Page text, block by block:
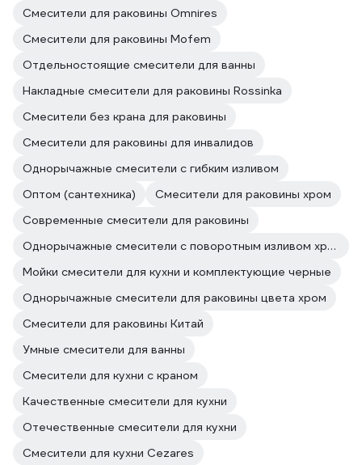
Смесители для раковины Omnires
Смесители для раковины Mofem
Отдельностоящие смесители для ванны
Накладные смесители для раковины Rossinka
Смесители без крана для раковины
Смесители для раковины для инвалидов
Однорычажные смесители с гибким изливом
Оптом (сантехника)
Смесители для раковины хром
Современные смесители для раковины
Однорычажные смесители с поворотным изливом хром
Мойки смесители для кухни и комплектующие черные
Однорычажные смесители для раковины цвета хром
Смесители для раковины Китай
Умные смесители для ванны
Смесители для кухни с краном
Качественные смесители для кухни
Отечественные смесители для кухни
Смесители для кухни Cezares